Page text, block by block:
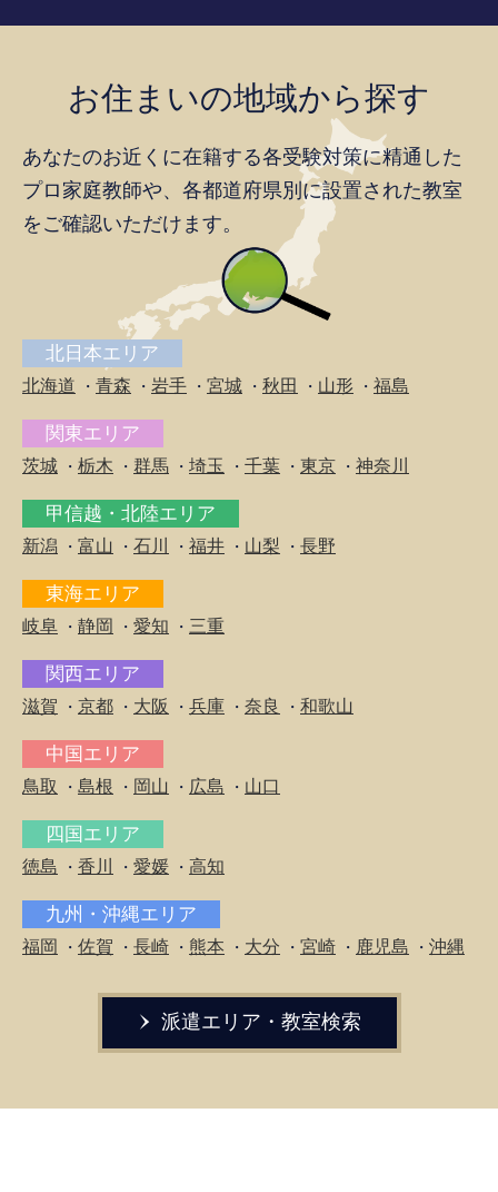
お住まいの地域から探す
あなたのお近くに在籍する各受験対策に精通した
プロ家庭教師や、 各都道府県別に設置された教室
をご確認いただけます。
北日本エリア
北海道 ・ 青森 ・ 岩手 ・ 宮城 ・ 秋田 ・ 山形 ・ 福島
関東エリア
茨城 ・ 栃木 ・ 群馬 ・ 埼玉 ・ 千葉 ・ 東京 ・ 神奈川
甲信越・北陸エリア
新潟 ・ 富山 ・ 石川 ・ 福井 ・ 山梨 ・ 長野
東海エリア
岐阜 ・ 静岡 ・ 愛知 ・ 三重
関西エリア
滋賀 ・ 京都 ・ 大阪 ・ 兵庫 ・ 奈良 ・ 和歌山
中国エリア
鳥取 ・ 島根 ・ 岡山 ・ 広島 ・ 山口
四国エリア
徳島 ・ 香川 ・ 愛媛 ・ 高知
九州・沖縄エリア
福岡 ・ 佐賀 ・ 長崎 ・ 熊本 ・ 大分 ・ 宮崎 ・ 鹿児島 ・ 沖縄
派遣エリア・教室検索